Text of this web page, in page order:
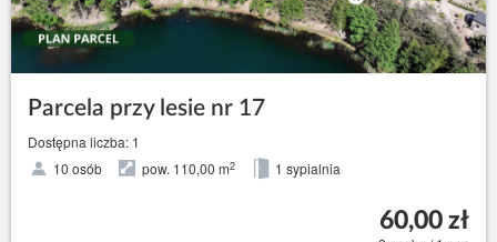
Parcela przy lesie nr 17
Dostępna liczba: 1
10 osób
pow. 110,00 m2 1 sypialnia
60,00 zł